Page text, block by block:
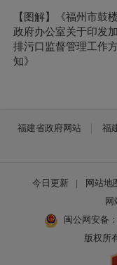
【图解】《福州市鼓
政府办公室关于印发
排污口监督管理工作
知》
福建省政府网站 福
今日更新 | 网站地
网
闽公网安备
版权所